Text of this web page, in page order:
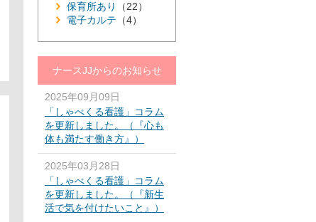
保育所あり
（22）
電子カルテ （4）
ナースJJからのお知らせ
2025年09月09日
「しゃべくる看護」コラム
を更新しました。（『心も
体も満たす働き方』）
2025年03月28日
「しゃべくる看護」コラム
を更新しました。（『新生
活で気を付けたいこと』）